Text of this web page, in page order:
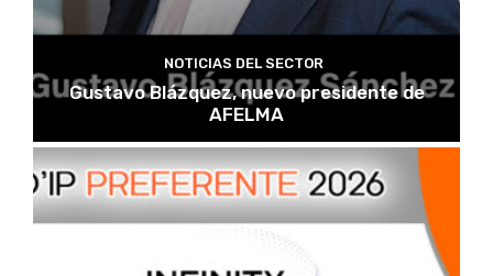
NOTICIAS DEL SECTOR
Gustavo Blázquez, nuevo presidente de
AFELMA